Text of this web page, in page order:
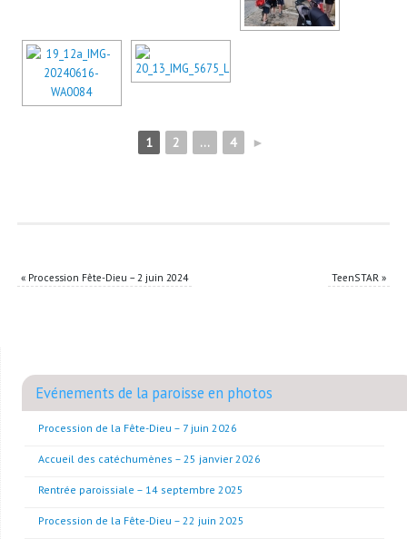
1 2 ... 4 ►
«Procession Fête-Dieu – 2 juin 2024 TeenSTAR»
Evénements de la paroisse en photos
Procession de la Fête-Dieu – 7 juin 2026
Accueil des catéchumènes – 25 janvier 2026
Rentrée paroissiale – 14 septembre 2025
Procession de la Fête-Dieu – 22 juin 2025